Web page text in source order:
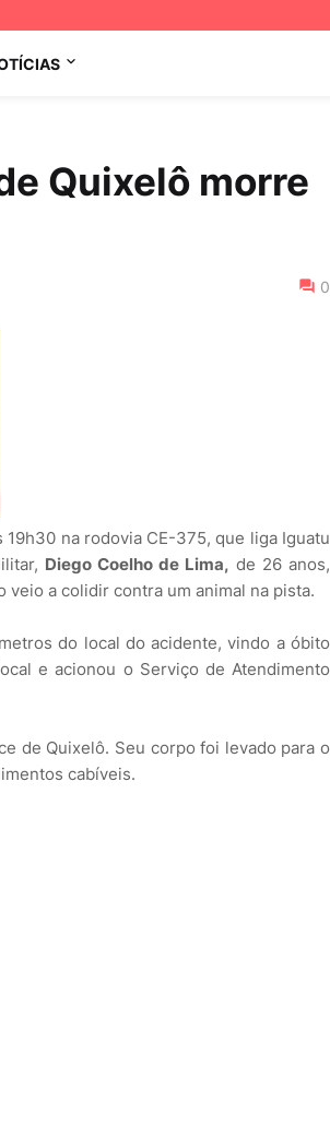
Quixelô morre
0
na rodovia CE-375, que liga Iguatu
Diego Coelho de Lima, de 26 anos,
veio a colidir contra um animal na pista.
do local do acidente, vindo a óbito
e acionou o Serviço de Atendimento
de Quixelô. Seu corpo foi levado para o
cabíveis.